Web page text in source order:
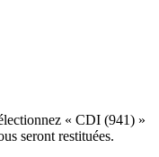
« CDI (941) »
seront restituées.